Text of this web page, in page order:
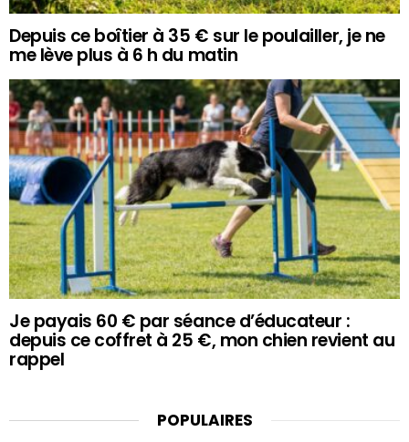
Depuis ce boîtier à 35 € sur le poulailler, je ne
me lève plus à 6 h du matin
Je payais 60 € par séance d’éducateur :
depuis ce coffret à 25 €, mon chien revient au
rappel
POPULAIRES